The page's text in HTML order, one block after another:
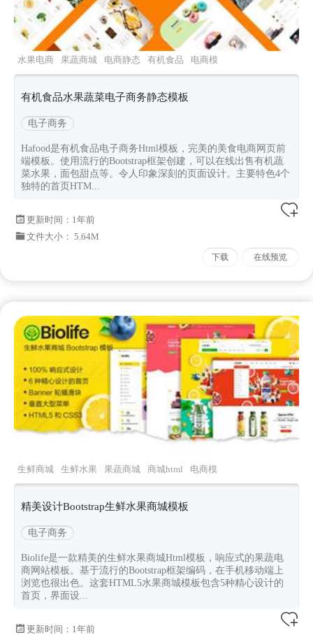
水果电商 果蔬商城 电商静态 有机食品
电商模
板
有机食品水果蔬菜电子商务静态模板
电子商务
Hafood是有机食品电子商务Html模板，完美的美食电商网页前
端模板。使用流行的Bootstrap框架创建，可以在线出售有机蔬
菜水果，面包甜点等。令人印象深刻的页面设计。主要特色4个
独特的首页HTM...
更新时间： 1年前
文件大小： 5.64M
下载 在线预览
生鲜商城 生鲜水果 果蔬商城 商城html
电商模
板
精美设计Bootstrap生鲜水果商城模板
电子商务
Biolife是一款精美的生鲜水果商城Html模板，响应式的果蔬电
商网站模板。基于流行的Bootstrap框架编码，在手机移动端上
浏览也很出色。这套HTML5水果商城模板包含5种精心设计的
首页，界面设...
更新时间： 1年前